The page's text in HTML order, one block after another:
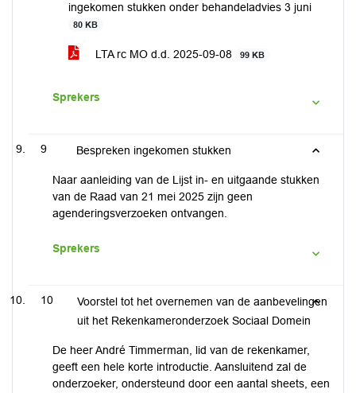
ingekomen stukken onder behandeladvies 3 juni
80 KB
LTA rc MO d.d. 2025-09-08 99 KB
Sprekers
9 Bespreken ingekomen stukken
Naar aanleiding van de Lijst in- en uitgaande stukken
van de Raad van 21 mei 2025 zijn geen
agenderingsverzoeken ontvangen.
Sprekers
10
Voorstel tot het overnemen van de aanbevelingen
uit het Rekenkameronderzoek Sociaal Domein
De heer André Timmerman, lid van de rekenkamer,
geeft een hele korte introductie. Aansluitend zal de
onderzoeker, ondersteund door een aantal sheets, een